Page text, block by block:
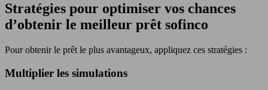
Stratégies pour optimiser vos chances
d’obtenir le meilleur prêt sofinco
Pour obtenir le prêt le plus avantageux, appliquez ces stratégies :
Multiplier les simulations